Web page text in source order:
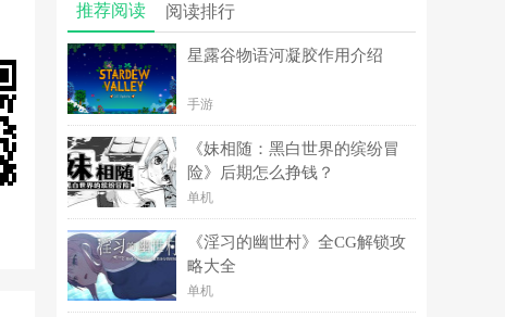
推荐阅读 阅读排行
星露谷物语河凝胶作用介绍
手游
《妹相随：黑白世界的缤纷冒
险》后期怎么挣钱？
单机
《淫习的幽世村》全CG解锁攻
略大全
单机